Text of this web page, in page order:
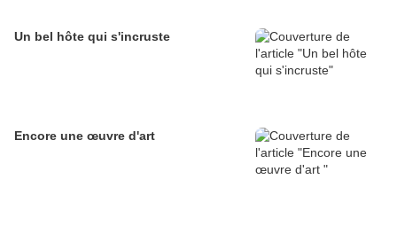
Un bel hôte qui s'incruste
Encore une œuvre d'art